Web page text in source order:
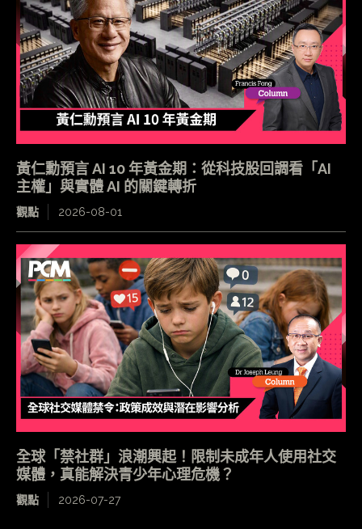
黃仁勳預言 AI 10 年黃金期：從科技股回調看「AI
主權」與實體 AI 的關鍵轉折
觀點 2026-08-01
全球「禁社群」浪潮興起！限制未成年人使用社交
媒體，真能解決青少年心理危機？
觀點 2026-07-27